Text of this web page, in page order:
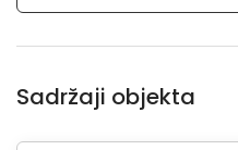
Sadržaji objekta